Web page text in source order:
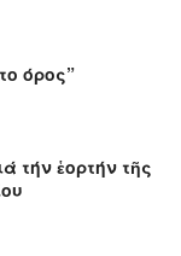
όρος”
τήν ἑορτήν τῆς